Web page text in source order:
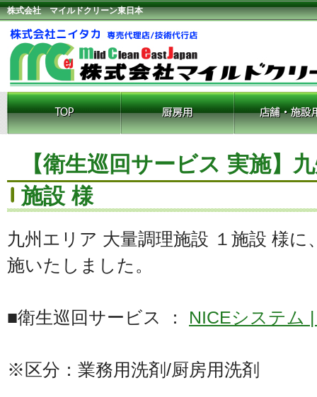
株式会社 マイルドクリーン東日本
【衛生巡回サービス 実施】
施設 様
九州エリア 大量調理施設 １施設 様
施いたしました。
■衛生巡回サービス ： NICEシステム
※区分：業務用洗剤/厨房用洗剤